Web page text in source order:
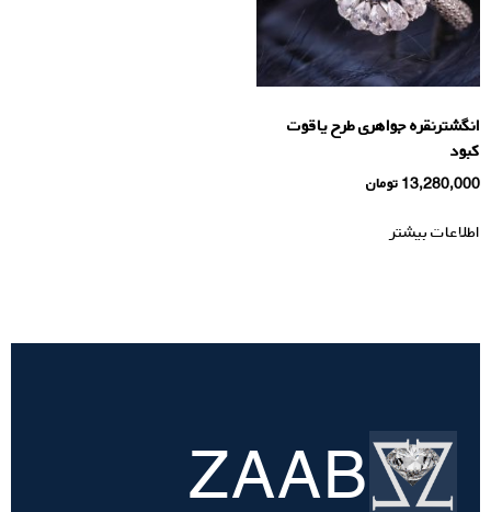
انگشترنقره جواهری طرح یاقوت
کبود
13,280,000 تومان
اطلاعات بیشتر
تسویه
حساب
ZAAB